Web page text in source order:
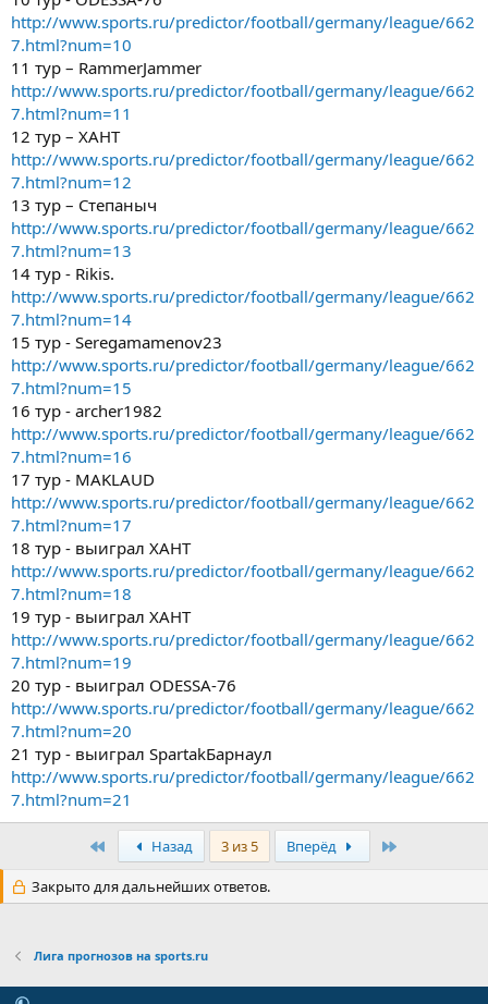
http://www.sports.ru/predictor/football/germany/league/662
7.html?num=10
11 тур – RammerJammer
http://www.sports.ru/predictor/football/germany/league/662
7.html?num=11
12 тур – ХАНТ
http://www.sports.ru/predictor/football/germany/league/662
7.html?num=12
13 тур – Степаныч
http://www.sports.ru/predictor/football/germany/league/662
7.html?num=13
14 тур - Rikis.
http://www.sports.ru/predictor/football/germany/league/662
7.html?num=14
15 тур - Seregamamenov23
http://www.sports.ru/predictor/football/germany/league/662
7.html?num=15
16 тур - archer1982
http://www.sports.ru/predictor/football/germany/league/662
7.html?num=16
17 тур - MAKLAUD
http://www.sports.ru/predictor/football/germany/league/662
7.html?num=17
18 тур - выиграл ХАНТ
http://www.sports.ru/predictor/football/germany/league/662
7.html?num=18
19 тур - выиграл ХАНТ
http://www.sports.ru/predictor/football/germany/league/662
7.html?num=19
20 тур - выиграл ODESSA-76
http://www.sports.ru/predictor/football/germany/league/662
7.html?num=20
21 тур - выиграл SpartakБарнаул
http://www.sports.ru/predictor/football/germany/league/662
7.html?num=21
ПервыйНазад 3 из 5 Вперёд
Закрыто для дальнейших ответов.
Лига прогнозов на sports.ru